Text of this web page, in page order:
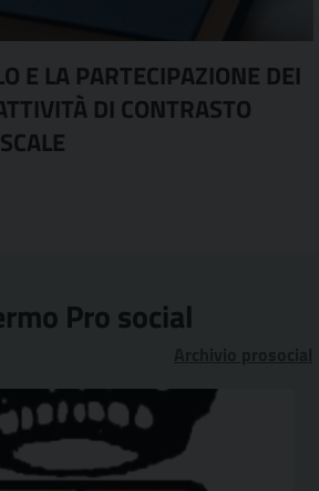
E LA PARTECIPAZIONE DEI
DI CONTRASTO
Pro social